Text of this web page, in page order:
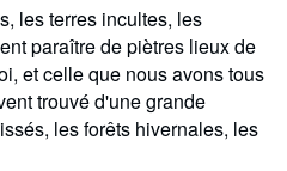
les terres incultes, les
paraître de piètres lieux de
et celle que nous avons tous
trouvé d'une grande
les forêts hivernales, les